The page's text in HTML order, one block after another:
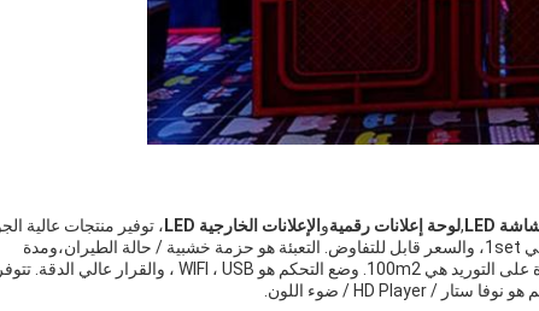
,لوحة إعلانات رقميةو الإعلانات الخارجية LED
، توفير منتجات عالية
مع شهادة CE / ROHS / FCC / ROHS. الحد الأدنى للكمية هي 1set، والسعر قابل للتفاوض. التعبئة هو حزمة خشبية / حالة الطيران،ومدة
التسليم هي 2-3 أسابيع. شروط الدفع هي T / T ، LC. القدرة على التوريد هي 100m2. وضع التحكم هو WIFI ، USB ، والقرار عالي الدقة. تتوفر